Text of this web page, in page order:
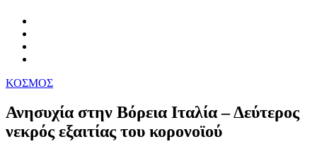
ΚΟΣΜΟΣ
Ανησυχία στην Βόρεια Ιταλία – Δεύτερος
νεκρός εξαιτίας του κορονοϊού